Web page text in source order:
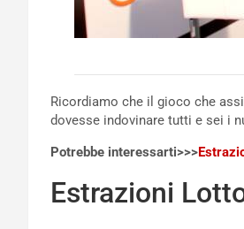
Ricordiamo che il gioco che
dovesse indovinare tutti e sei i
Potrebbe interessarti>>>
Estrazioni